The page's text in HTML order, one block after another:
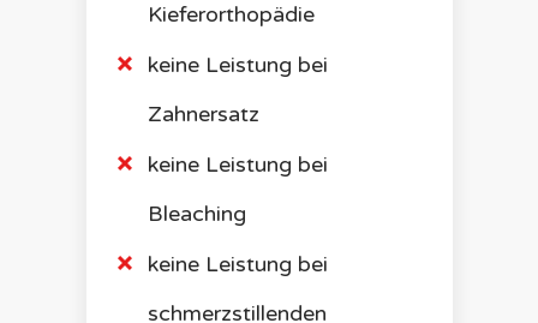
Kieferorthopädie
keine Leistung bei
Zahnersatz
keine Leistung bei
Bleaching
keine Leistung bei
schmerzstillenden